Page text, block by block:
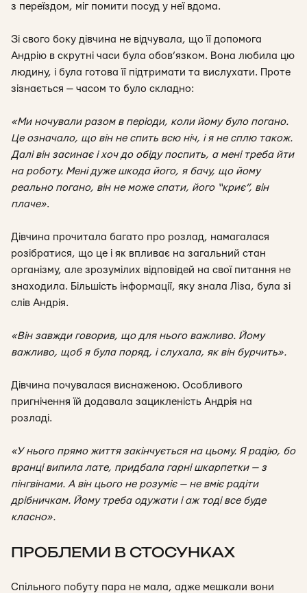
з переїздом, міг помити посуд у неї вдома.
Зі свого боку дівчина не відчувала, що її допомога
Андрію в скрутні часи була обов’язком. Вона любила цю
людину, і була готова її підтримати та вислухати. Проте
зізнається — часом то було складно:
«Ми ночували разом в періоди, коли йому було погано.
Це означало, що він не спить всю ніч, і я не сплю також.
Далі він засинає і хоч до обіду поспить, а мені треба йти
на роботу. Мені дуже шкода його, я бачу, що йому
реально погано, він не може спати, його “криє”, він
плаче».
Дівчина прочитала багато про розлад, намагалася
розібратися, що це і як впливає на загальний стан
організму, але зрозумілих відповідей на свої питання не
знаходила. Більшість інформації, яку знала Ліза, була зі
слів Андрія.
«Він завжди говорив, що для нього важливо. Йому
важливо, щоб я була поряд, і слухала, як він бурчить».
Дівчина почувалася виснаженою. Особливого
пригнічення їй додавала зацикленість Андрія на
розладі.
«У нього прямо життя закінчується на цьому. Я радію, бо
вранці випила лате, придбала гарні шкарпетки — з
пінгвінами. А він цього не розуміє — не вміє радіти
дрібничкам. Йому треба одужати і аж тоді все буде
класно».
ПРОБЛЕМИ В СТОСУНКАХ
Спільного побуту пара не мала, адже мешкали вони